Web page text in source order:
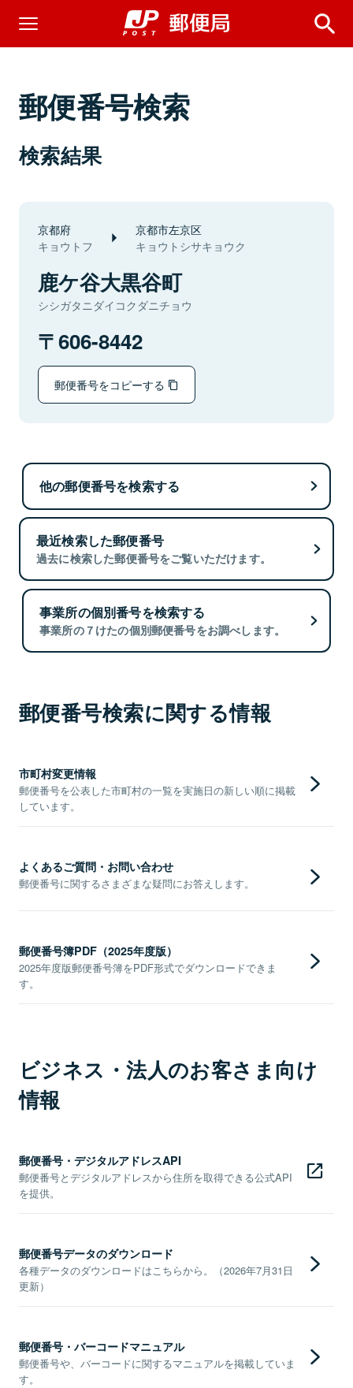
郵便番号検索
検索結果
京都府
キョウトフ
京都市左京区
キョウトシサキョウク
鹿ケ谷大黒谷町
シシガタニダイコクダニチョウ
606-8442
郵便番号をコピーする
他の郵便番号を検索する
最近検索した郵便番号
過去に検索した郵便番号をご覧いただけます。
事業所の個別番号を検索する
事業所の７けたの個別郵便番号をお調べします。
郵便番号検索に関する情報
市町村変更情報
郵便番号を公表した市町村の一覧を実施日の新しい順に掲載
しています。
よくあるご質問・お問い合わせ
郵便番号に関するさまざまな疑問にお答えします。
郵便番号簿PDF（2025年度版）
2025年度版郵便番号簿をPDF形式でダウンロードできま
す。
ビジネス・法人のお客さま向け
情報
郵便番号・デジタルアドレスAPI
郵便番号とデジタルアドレスから住所を取得できる公式API
を提供。
郵便番号データのダウンロード
各種データのダウンロードはこちらから。（2026年7月31日
更新）
郵便番号・バーコードマニュアル
郵便番号や、バーコードに関するマニュアルを掲載していま
す。